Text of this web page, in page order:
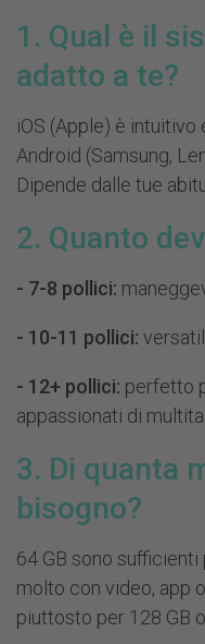
1. Qual è il
adatto a te?
iOS (Apple) è
Android (Samsung,
Dipende dalle tue
2. Quanto
- 7-8 pollici:
- 10-11 pollici:
- 12+ pollici: perfetto
appassionati di
3. Di quanta
bisogno?
64 GB sono sufficienti
molto con video, app
piuttosto per 128 GB o